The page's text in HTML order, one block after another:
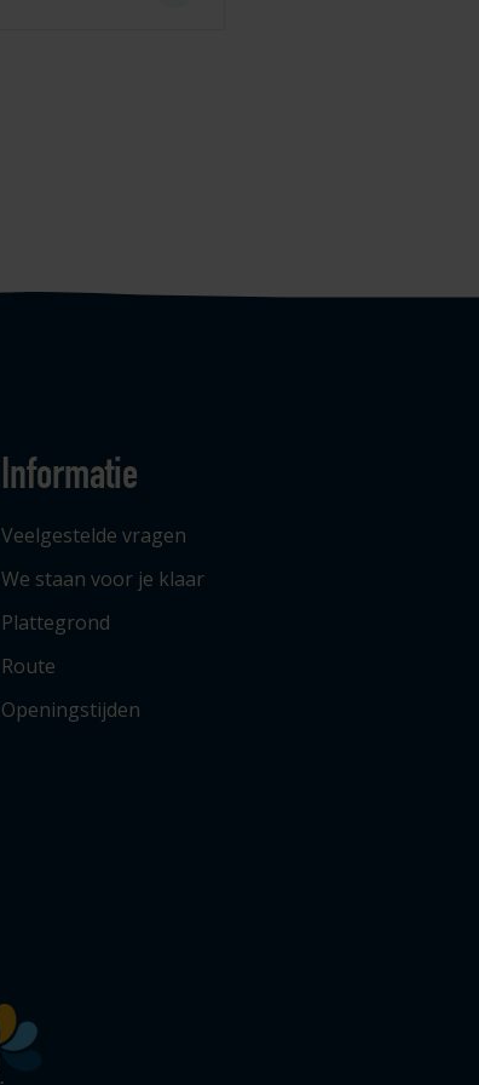
Informatie
Veelgestelde vragen
We staan voor je klaar
Plattegrond
Route
Openingstijden